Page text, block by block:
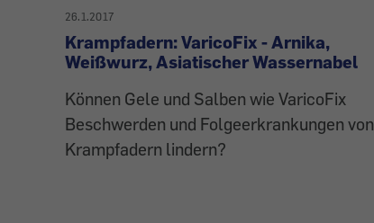
26.1.2017
Krampfadern: VaricoFix - Arnika,
Weißwurz, Asiatischer Wassernabel
Können Gele und Salben wie VaricoFix
Beschwerden und Folgeerkrankungen von
Krampfadern lindern?